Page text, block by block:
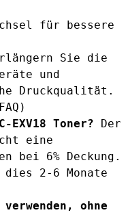
für bessere
Sie die
und
Druckqualität.
Toner? Der
eine
bei 6% Deckung.
dies 2-6 Monate
ohne